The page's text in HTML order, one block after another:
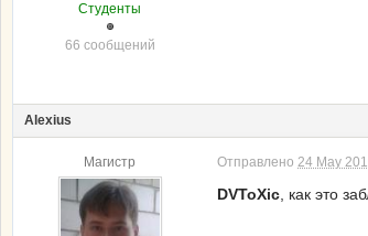
Студенты
66 сообщений
Alexius
Магистр Отправлено 24 May
DVToXic , как это